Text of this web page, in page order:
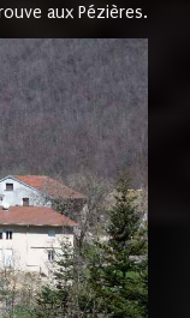
aux Pézières.